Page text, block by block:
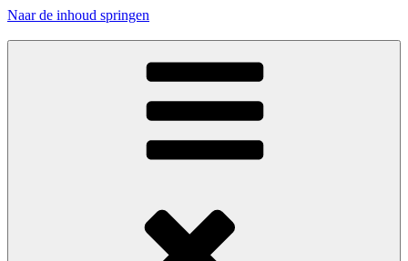
Naar de inhoud springen